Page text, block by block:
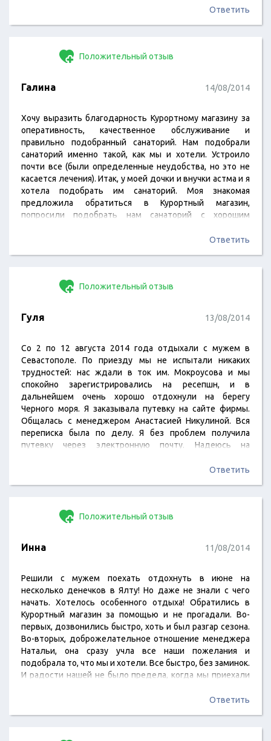
Ответить
Положительный отзыв
Галина 14/08/2014
Хочу выразить благодарность Курортному магазину за
оперативность, качественное обслуживание и
правильно подобранный санаторий. Нам подобрали
санаторий именно такой, как мы и хотели. Устроило
почти все (были определенные неудобства, но это не
касается лечения). Итак, у моей дочки и внучки астма и я
хотела подобрать им санаторий. Моя знакомая
предложила обратиться в Курортный магазин,
попросили подобрать нам санаторий с хорошим
обязательно соляная пещера, так как врач посоветовал
все нюансы и…
Ответить
Положительный отзыв
Гуля 13/08/2014
Со 2 по 12 августа 2014 года отдыхали с мужем в
Севастополе. По приезду мы не испытали никаких
трудностей: нас ждали в ток им. Мокроусова и мы
спокойно зарегистрировались на ресепшн, и в
дальнейшем очень хорошо отдохнули на берегу
Черного моря. Я заказывала путевку на сайте фирмы.
Общалась с менеджером Анастасией Никулиной. Вся
переписка была по делу. Я без проблем получила
путевку через электронную почту. Надеюсь на
Ответить
Положительный отзыв
Инна 11/08/2014
Решили с мужем поехать отдохнуть в июне на
несколько денечков в Ялту! Но даже не знали с чего
начать. Хотелось особенного отдыха! Обратились в
Курортный магазин за помощью и не прогадали. Во-
первых, дозвонились быстро, хоть и был разгар сезона.
Во-вторых, доброжелательное отношение менеджера
Натальи, она сразу учла все наши пожелания и
подобрала то, что мы и хотели. Все быстро, без заминок.
И радости нашей не было предела, когда мы приехали
шикарные условия! Поселили быстро, номер
Ответить